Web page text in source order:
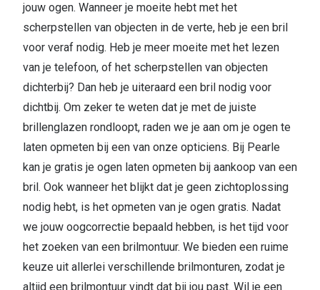
jouw ogen. Wanneer je moeite hebt met het
scherpstellen van objecten in de verte, heb je een bril
voor veraf nodig. Heb je meer moeite met het lezen
van je telefoon, of het scherpstellen van objecten
dichterbij? Dan heb je uiteraard een bril nodig voor
dichtbij. Om zeker te weten dat je met de juiste
brillenglazen rondloopt, raden we je aan om je ogen te
laten opmeten bij een van onze opticiens. Bij Pearle
kan je gratis je ogen laten opmeten bij aankoop van een
bril. Ook wanneer het blijkt dat je geen zichtoplossing
nodig hebt, is het opmeten van je ogen gratis. Nadat
we jouw oogcorrectie bepaald hebben, is het tijd voor
het zoeken van een brilmontuur. We bieden een ruime
keuze uit allerlei verschillende brilmonturen, zodat je
altijd een brilmontuur vindt dat bij jou past. Wil je een